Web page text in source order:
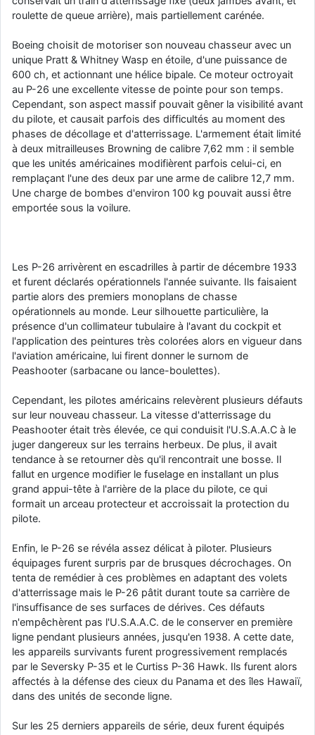
roulette de queue arrière), mais partiellement carénée.
Boeing choisit de motoriser son nouveau chasseur avec un
unique Pratt & Whitney Wasp en étoile, d'une puissance de
600 ch, et actionnant une hélice bipale. Ce moteur octroyait
au P-26 une excellente vitesse de pointe pour son temps.
Cependant, son aspect massif pouvait gêner la visibilité avant
du pilote, et causait parfois des difficultés au moment des
phases de décollage et d'atterrissage. L'armement était limité
à deux mitrailleuses Browning de calibre 7,62 mm : il semble
que les unités américaines modifièrent parfois celui-ci, en
remplaçant l'une des deux par une arme de calibre 12,7 mm.
Une charge de bombes d'environ 100 kg pouvait aussi être
emportée sous la voilure.
Les P-26 arrivèrent en escadrilles à partir de décembre 1933
et furent déclarés opérationnels l'année suivante. Ils faisaient
partie alors des premiers monoplans de chasse
opérationnels au monde. Leur silhouette particulière, la
présence d'un collimateur tubulaire à l'avant du cockpit et
l'application des peintures très colorées alors en vigueur dans
l'aviation américaine, lui firent donner le surnom de
Peashooter (sarbacane ou lance-boulettes).
Cependant, les pilotes américains relevèrent plusieurs défauts
sur leur nouveau chasseur. La vitesse d'atterrissage du
Peashooter était très élevée, ce qui conduisit l'U.S.A.A.C à le
juger dangereux sur les terrains herbeux. De plus, il avait
tendance à se retourner dès qu'il rencontrait une bosse. Il
fallut en urgence modifier le fuselage en installant un plus
grand appui-tête à l'arrière de la place du pilote, ce qui
formait un arceau protecteur et accroissait la protection du
pilote.
Enfin, le P-26 se révéla assez délicat à piloter. Plusieurs
équipages furent surpris par de brusques décrochages. On
tenta de remédier à ces problèmes en adaptant des volets
d'atterrissage mais le P-26 pâtit durant toute sa carrière de
l'insuffisance de ses surfaces de dérives. Ces défauts
n'empêchèrent pas l'U.S.A.A.C. de le conserver en première
ligne pendant plusieurs années, jusqu'en 1938. A cette date,
les appareils survivants furent progressivement remplacés
par le Seversky P-35 et le Curtiss P-36 Hawk. Ils furent alors
affectés à la défense des cieux du Panama et des îles Hawaiï,
dans des unités de seconde ligne.
Sur les 25 derniers appareils de série, deux furent équipés